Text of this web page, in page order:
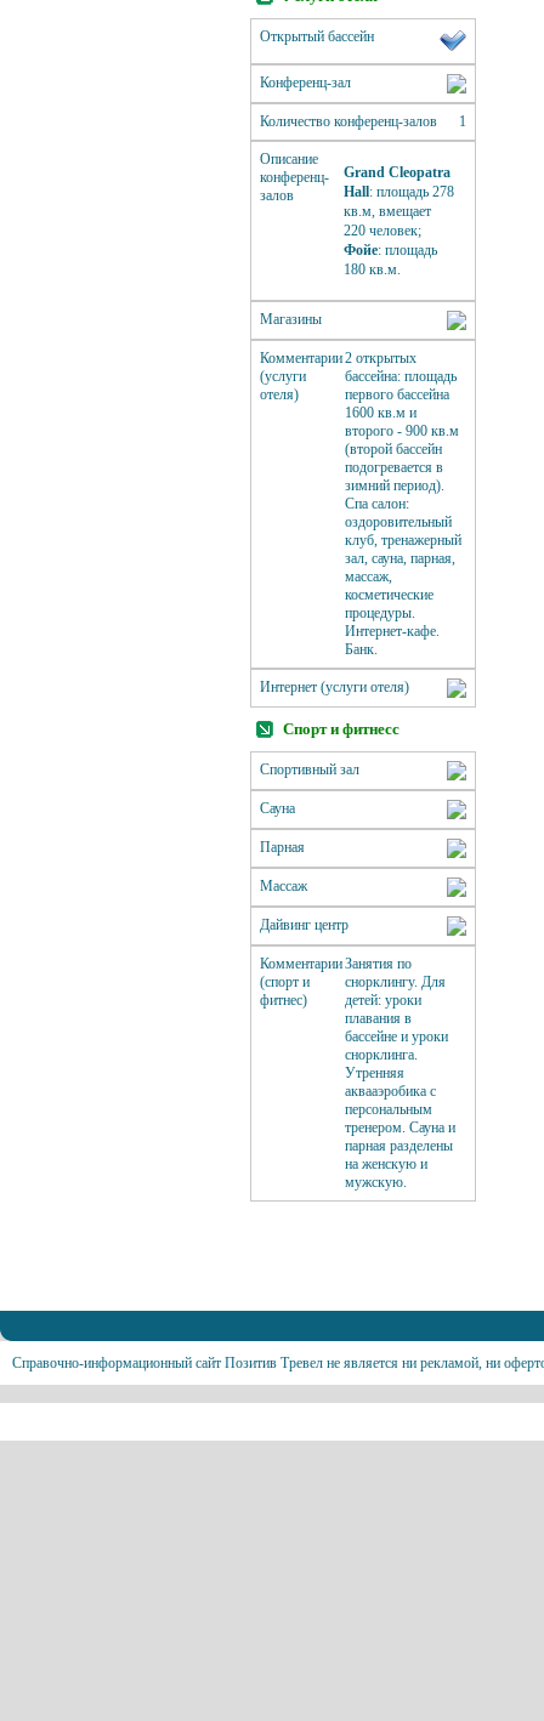
Открытый бассейн
Конференц-зал
Количество конференц-залов 1
Описание
конференц-
залов
Grand Cleopatra
Hall: площадь 278
кв.м, вмещает
220 человек;
Фойе: площадь
180 кв.м.
Магазины
Комментарии
(услуги
отеля)
2 открытых
бассейна: площадь
первого бассейна
1600 кв.м и
второго - 900 кв.м
(второй бассейн
подогревается в
зимний период).
Спа салон:
оздоровительный
клуб, тренажерный
зал, сауна, парная,
массаж,
косметические
процедуры.
Интернет-кафе.
Банк.
Интернет (услуги отеля)
Спорт и фитнесс
Спортивный зал
Сауна
Парная
Массаж
Дайвинг центр
Комментарии
(спорт и
фитнес)
Занятия по
снорклингу. Для
детей: уроки
плавания в
бассейне и уроки
снорклинга.
Утренняя
аквааэробика с
персональным
тренером. Сауна и
парная разделены
на женскую и
мужскую.
Справочно-информационный сайт Позитив Тревел не является ни рекламой, ни